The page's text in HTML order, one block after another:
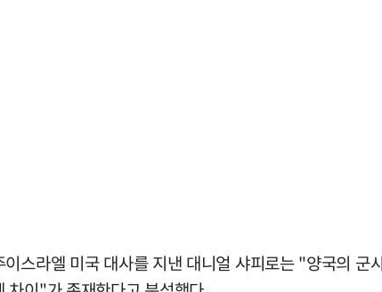
스라엘 미국 대사를 지낸 대니얼 샤피로는 "양국의